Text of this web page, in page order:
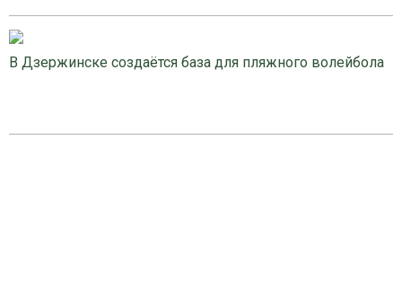
В Дзержинске создаётся база для пляжного волейбола